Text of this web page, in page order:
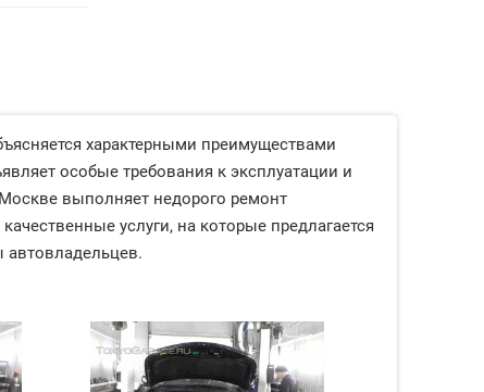
характерными преимуществами
особые требования к эксплуатации и
выполняет недорого ремонт
услуги, на которые предлагается